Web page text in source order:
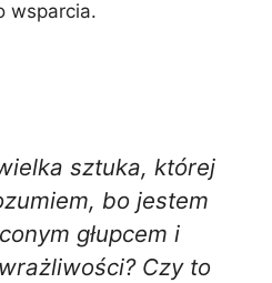
wsparcia.
sztuka, której
bo jestem
głupcem i
Czy to